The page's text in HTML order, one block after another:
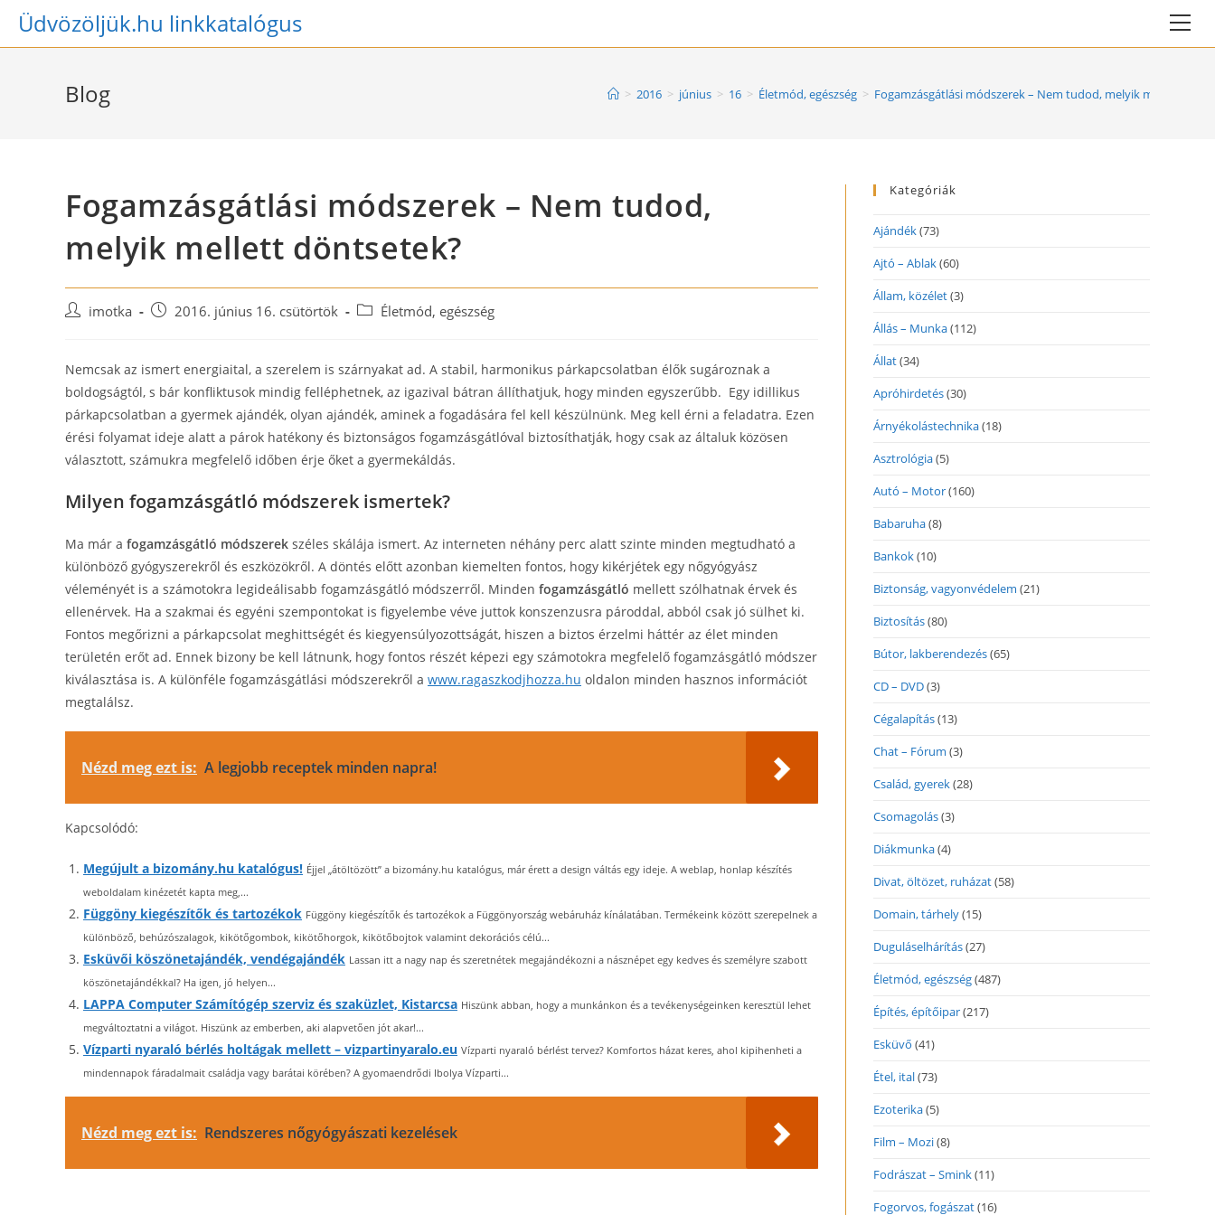
SkipÜdvözöljük.hu linkkatalógus
Blog > 2016 > június > 16 > Életmód, egészség > Fogamzásgátlási módszerek – Nem tudod, melyik mellett
Fogamzásgátlási módszerek – Nem tudod,
melyik mellett döntsetek?
Post imotka
Post 2016. június 16. csütörtök
Post Életmód, egészség
Nemcsak az ismert energiaital, a szerelem is szárnyakat ad. A stabil, harmonikus párkapcsolatban élők sugároznak a
boldogságtól, s bár konfliktusok mindig felléphetnek, az igazival bátran állíthatjuk, hogy minden egyszerűbb. Egy idillikus
párkapcsolatban a gyermek ajándék, olyan ajándék, aminek a fogadására fel kell készülnünk. Meg kell érni a feladatra. Ezen
érési folyamat ideje alatt a párok hatékony és biztonságos fogamzásgátlóval biztosíthatják, hogy csak az általuk közösen
választott, számukra megfelelő időben érje őket a gyermekáldás.
Milyen fogamzásgátló módszerek ismertek?
Ma már a fogamzásgátló módszerek széles skálája ismert. Az interneten néhány perc alatt szinte minden megtudható a
különböző gyógyszerekről és eszközökről. A döntés előtt azonban kiemelten fontos, hogy kikérjétek egy nőgyógyász
véleményét is a számotokra legideálisabb fogamzásgátló módszerről. Minden fogamzásgátló mellett szólhatnak érvek és
ellenérvek. Ha a szakmai és egyéni szempontokat is figyelembe véve juttok konszenzusra pároddal, abból csak jó sülhet ki.
Fontos megőrizni a párkapcsolat meghittségét és kiegyensúlyozottságát, hiszen a biztos érzelmi háttér az élet minden
területén erőt ad. Ennek bizony be kell látnunk, hogy fontos részét képezi egy számotokra megfelelő fogamzásgátló módszer
kiválasztása is. A különféle fogamzásgátlási módszerekről a www.ragaszkodjhozza.hu oldalon minden hasznos információt
megtalálsz.
Nézd meg ezt is: A legjobb receptek minden napra!
Kapcsolódó:
Megújult a bizomány.hu katalógus! Éjjel „átöltözött” a bizomány.hu katalógus, már érett a design váltás egy ideje. A weblap, honlap készítés
weboldalam kinézetét kapta meg,...
Függöny kiegészítők és tartozékok Függöny kiegészítők és tartozékok a Függönyország webáruház kínálatában. Termékeink között szerepelnek a
különböző, behúzószalagok, kikötőgombok, kikötőhorgok, kikötőbojtok valamint dekorációs célú...
Esküvői köszönetajándék, vendégajándék Lassan itt a nagy nap és szeretnétek megajándékozni a násznépet egy kedves és személyre szabott
köszönetajándékkal? Ha igen, jó helyen...
LAPPA Computer Számítógép szerviz és szaküzlet, Kistarcsa Hiszünk abban, hogy a munkánkon és a tevékenységeinken keresztül lehet
megváltoztatni a világot. Hiszünk az emberben, aki alapvetően jót akar!...
Vízparti nyaraló bérlés holtágak mellett – vizpartinyaralo.eu Vízparti nyaraló bérlést tervez? Komfortos házat keres, ahol kipihenheti a
mindennapok fáradalmait családja vagy barátai körében? A gyomaendrődi Ibolya Vízparti...
Nézd meg ezt is: Rendszeres nőgyógyászati kezelések
Kategóriák
Ajándék(73)
Ajtó – Ablak(60)
Állam, közélet(3)
Állás – Munka(112)
Állat(34)
Apróhirdetés(30)
Árnyékolástechnika(18)
Asztrológia(5)
Autó – Motor(160)
Babaruha(8)
Bankok(10)
Biztonság, vagyonvédelem (21)
Biztosítás(80)
Bútor, lakberendezés(65)
CD – DVD(3)
Cégalapítás(13)
Chat – Fórum (3)
Család, gyerek(28)
Csomagolás(3)
Diákmunka(4)
Divat, öltözet, ruházat(58)
Domain, tárhely(15)
Duguláselhárítás(27)
Életmód, egészség(487)
Építés, építőipar(217)
Esküvő (41)
Étel, ital(73)
Ezoterika(5)
Film – Mozi(8)
Fodrászat – Smink(11)
Fogorvos, fogászat(16)